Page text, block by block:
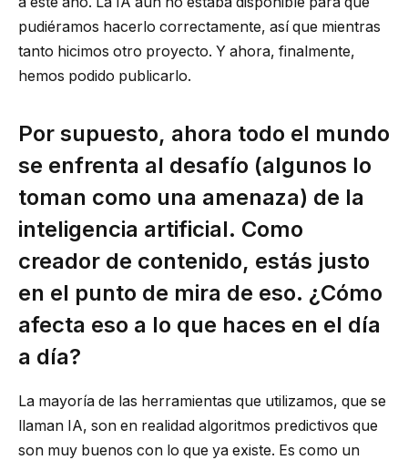
pudiéramos hacerlo correctamente, así que mientras
tanto hicimos otro proyecto. Y ahora, finalmente,
hemos podido publicarlo.
Por supuesto, ahora todo el mundo
se enfrenta al desafío (algunos lo
toman como una amenaza) de la
inteligencia artificial. Como
creador de contenido, estás justo
en el punto de mira de eso. ¿Cómo
afecta eso a lo que haces en el día
a día?
La mayoría de las herramientas que utilizamos, que se
llaman IA, son en realidad algoritmos predictivos que
son muy buenos con lo que ya existe. Es como un